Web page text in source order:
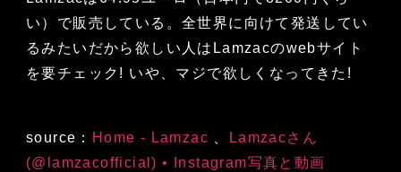
い）で販売している。全世界に向けて発送してい
るみたいだから欲しい人はLamzacのwebサイト
を要チェック! いや、マジで欲しくなってきた!
source： Home - Lamzac
Lamzacさん
(@lamzacofficial) • Instagram写真と動画